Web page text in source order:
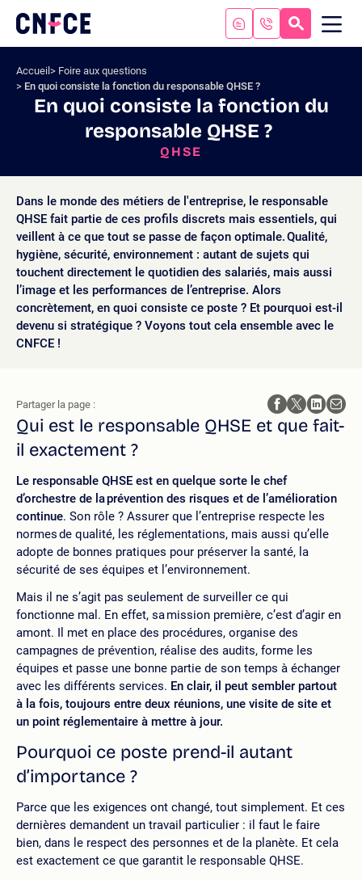
contenu
Logo
site
Accueil
Foire aux questions
En quoi consiste la fonction du responsable QHSE ?
En quoi consiste la fonction du
responsable QHSE ?
QHSE
Dans le monde des métiers de l'entreprise, le responsable
QHSE fait partie de ces profils discrets mais essentiels, qui
veillent à ce que tout se passe de façon optimale. Qualité,
hygiène, sécurité, environnement : autant de sujets qui
touchent directement le quotidien des salariés, mais aussi
l’image et les performances de l’entreprise. Alors
concrètement, en quoi consiste ce poste ? Et pourquoi est-il
devenu si stratégique ? Voyons tout cela ensemble avec le
CNFCE !
Qui est le responsable QHSE et que fait-
il exactement ?
Le responsable QHSE est en quelque sorte le chef
d’orchestre de la prévention des risques et de l’amélioration
continue. Son rôle ? Assurer que l’entreprise respecte les
normes de qualité, les réglementations, mais aussi qu’elle
adopte de bonnes pratiques pour préserver la santé, la
sécurité de ses équipes et l’environnement.
Mais il ne s’agit pas seulement de surveiller ce qui
fonctionne mal. En effet, sa mission première, c’est d’agir en
amont. Il met en place des procédures, organise des
campagnes de prévention, réalise des audits, forme les
équipes et passe une bonne partie de son temps à échanger
avec les différents services. En clair, il peut sembler partout
à la fois, toujours entre deux réunions, une visite de site et
un point réglementaire à mettre à jour.
Pourquoi ce poste prend-il autant
d’importance ?
Parce que les exigences ont changé, tout simplement. Et ces
dernières demandent un travail particulier : il faut le faire
bien, dans le respect des personnes et de la planète. Et cela
est exactement ce que garantit le responsable QHSE.
Partager la page :